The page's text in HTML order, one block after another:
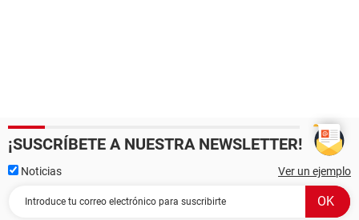
¡SUSCRÍBETE A NUESTRA NEWSLETTER!
Noticias Ver un ejemplo